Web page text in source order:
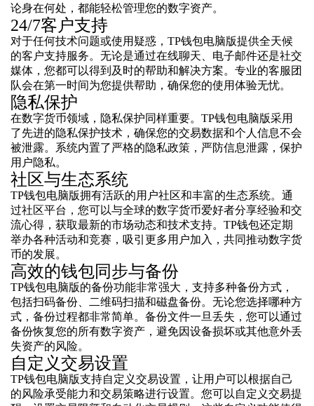
论身在何处，都能轻松管理您的数字资产。
24/7客户支持
对于任何技术问题或使用疑惑，TP钱包电脑版提供全天候
的客户支持服务。无论是通过在线聊天、电子邮件还是社交
媒体，您都可以得到及时的帮助和解决方案。专业的客服团
队会在第一时间为您提供帮助，确保您的使用体验无忧。
隐私保护
在数字货币领域，隐私保护同样重要。TP钱包电脑版采用
了先进的隐私保护技术，确保您的交易数据和个人信息不会
被泄露。系统内置了严格的隐私政策，严防信息泄露，保护
用户隐私。
社区与生态系统
TP钱包电脑版拥有活跃的用户社区和丰富的生态系统。通
过社区平台，您可以与全球的数字货币爱好者分享经验和交
流心得，获取最新的市场动态和技术支持。TP钱包还定期
举办各种活动和竞赛，吸引更多用户加入，共同推动数字货
币的发展。
高效的钱包同步与备份
TP钱包电脑版的备份功能非常强大，支持多种备份方式，
包括扫码备份、二维码扫描和磁盘备份。无论您选择哪种方
式，备份过程都非常简单。备份文件一旦丢失，您可以通过
备份恢复您的所有数字资产，避免因设备损坏或其他意外丢
失资产的风险。
自定义交易设置
TP钱包电脑版支持自定义交易设置，让用户可以根据自己
的风险承受能力和交易策略进行设置。您可以自定义交易提